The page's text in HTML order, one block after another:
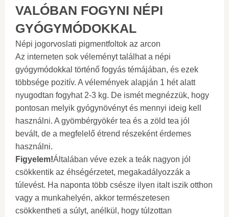
VALÓBAN FOGYNI NÉPI
GYÓGYMÓDOKKAL
Népi jogorvoslati pigmentfoltok az arcon
Az interneten sok véleményt találhat a népi
gyógymódokkal történő fogyás témájában, és ezek
többsége pozitív. A vélemények alapján 1 hét alatt
nyugodtan fogyhat 2-3 kg. De ismét megnézzük, hogy
pontosan melyik gyógynövényt és mennyi ideig kell
használni. A gyömbérgyökér tea és a zöld tea jól
bevált, de a megfelelő étrend részeként érdemes
használni.
Figyelem!Általában véve ezek a teák nagyon jól
csökkentik az éhségérzetet, megakadályozzák a
túlevést. Ha naponta több csésze ilyen italt iszik otthon
vagy a munkahelyén, akkor természetesen
csökkentheti a súlyt, anélkül, hogy túlzottan